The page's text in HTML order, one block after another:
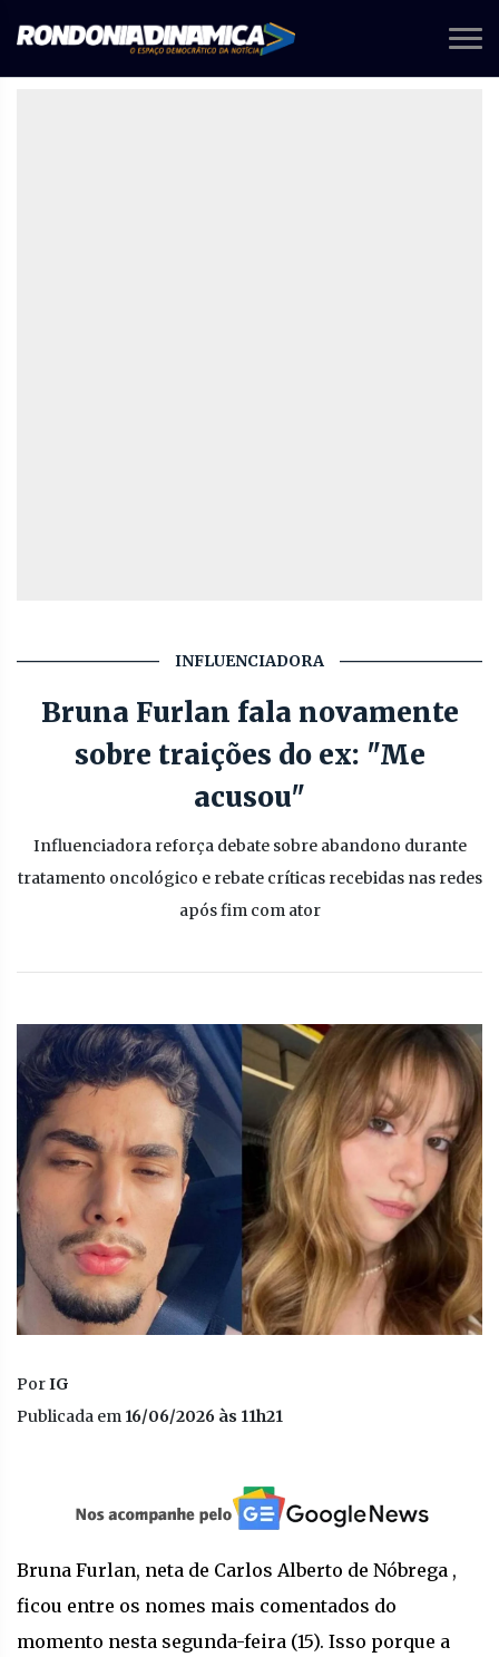
INFLUENCIADORA
Bruna Furlan fala novamente
sobre traições do ex: "Me
acusou"
Influenciadora reforça debate sobre abandono durante
tratamento oncológico e rebate críticas recebidas nas redes
após fim com ator
PorIG
Publicada em 16/06/2026 às 11h21
Bruna Furlan, neta de Carlos Alberto de Nóbrega ,
ficou entre os nomes mais comentados do
momento nesta segunda-feira (15). Isso porque a